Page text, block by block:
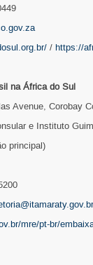
/ https://
na África do Sul
Avenue, Corobay
e Instituto
principal)
mre/pt-br/